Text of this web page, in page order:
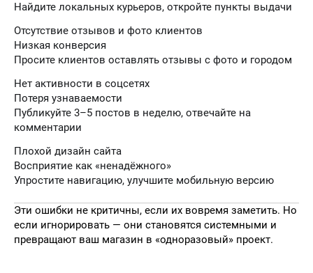
Найдите локальных курьеров, откройте пункты выдачи
Отсутствие отзывов и фото клиентов
Низкая конверсия
Просите клиентов оставлять отзывы с фото и городом
Нет активности в соцсетях
Потеря узнаваемости
Публикуйте 3–5 постов в неделю, отвечайте на
комментарии
Плохой дизайн сайта
Восприятие как «ненадёжного»
Упростите навигацию, улучшите мобильную версию
Эти ошибки не критичны, если их вовремя заметить. Но
если игнорировать — они становятся системными и
превращают ваш магазин в «одноразовый» проект.